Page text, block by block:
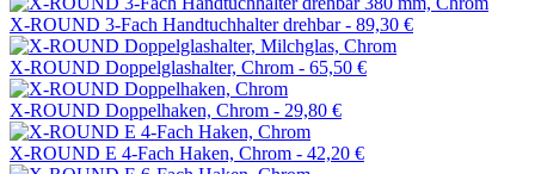
X-ROUND 3-Fach Handtuchhalter drehbar - 89,30 €
X-ROUND Doppelglashalter, Chrom - 65,50 €
X-ROUND Doppelhaken, Chrom - 29,80 €
X-ROUND E 4-Fach Haken, Chrom - 42,20 €